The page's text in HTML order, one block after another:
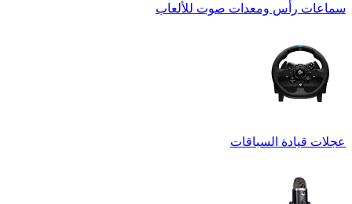
سماعات رأس ومعدات صوت للألعاب
عجلات قيادة السباقات